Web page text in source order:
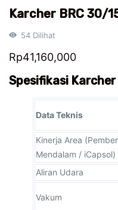
Karcher BRC 30/
54 Dilihat
Rp41,160,000
Spesifikasi Karcher
Data Teknis
Kinerja Area
Mendalam / iCapsol)
Aliran Udara
Vakum